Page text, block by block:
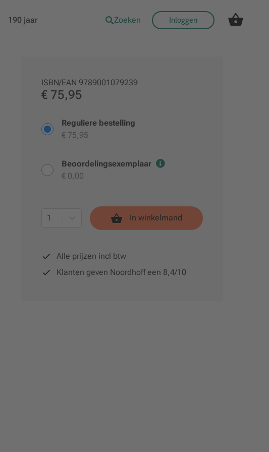
190 jaar Zoeken Inloggen
ISBN/EAN 9789001079239
€ 75,95
Reguliere bestelling
€ 75,95
Beoordelingsexemplaar
€ 0,00
1 In winkelmand
Alle prijzen incl btw
Klanten geven Noordhoff een 8,4/10